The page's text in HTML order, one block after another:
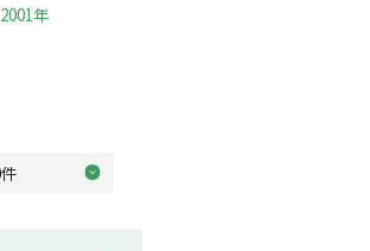
2001年